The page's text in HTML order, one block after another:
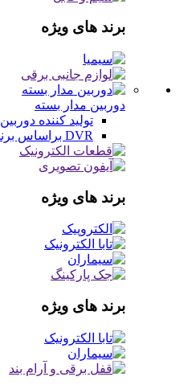
برند های ویژه
دوربین مدار بسته
تولید کننده دوربین
DVR براساس برند
برند های ویژه
برند های ویژه